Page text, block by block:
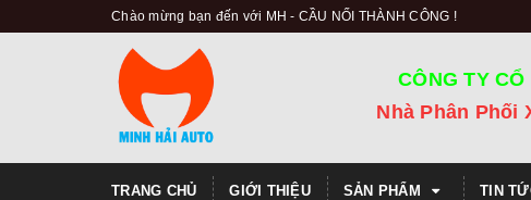
Chào mừng bạn đến với MH - CẦU NỐI THÀNH CÔNG !
CÔNG TY
Nhà Phân Phối
TRANG CHỦ GIỚI THIỆU SẢN PHẨM TIN